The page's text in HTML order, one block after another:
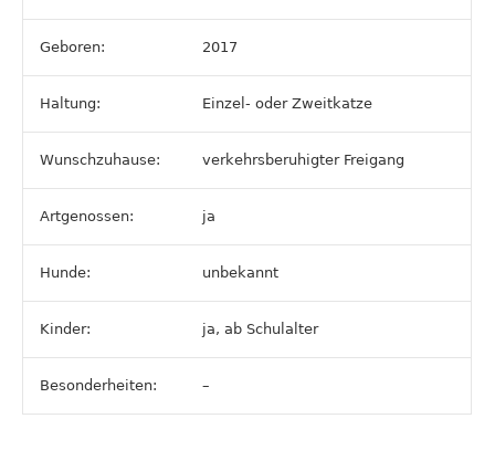
Geboren: 2017
Haltung: Einzel- oder Zweitkatze
Wunschzuhause: verkehrsberuhigter Freigang
Artgenossen: ja
Hunde: unbekannt
Kinder: ja, ab Schulalter
Besonderheiten: –